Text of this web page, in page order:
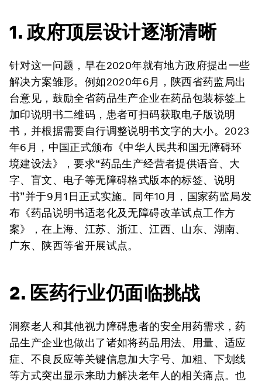
1. 政府顶层设计逐渐清晰
针对这一问题，早在2020年就有地方政府提出一些
解决方案雏形。例如2020年6月，陕西省药监局出
台意见，鼓励全省药品生产企业在药品包装标签上
加印说明书二维码，患者可扫码获取电子版说明
书，并根据需要自行调整说明书文字的大小。2023
年6月，中国正式颁布《中华人民共和国无障碍环
境建设法》，要求“药品生产经营者提供语音、大
字、盲文、电子等无障碍格式版本的标签、说明
书”并于9月1日正式实施。同年10月，国家药监局发
布《药品说明书适老化及无障碍改革试点工作方
案》，在上海、江苏、浙江、江西、山东、湖南、
广东、陕西等省开展试点。
2. 医药行业仍面临挑战
洞察老人和其他视力障碍患者的安全用药需求，药
品生产企业也做出了诸如将药品用法、用量、适应
症、不良反应等关键信息加大字号、加粗、下划线
等方式突出显示来助力解决老年人的相关痛点。也